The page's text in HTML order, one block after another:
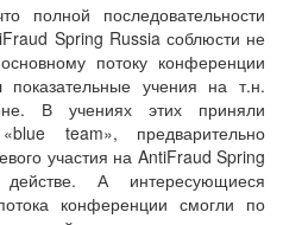
полной последовательности
Spring Russia соблюсти не
потоку конференции
показательные учения на т.н.
В учениях этих приняли
team», предварительно
участия на AntiFraud Spring
А интересующиеся
конференции смогли по